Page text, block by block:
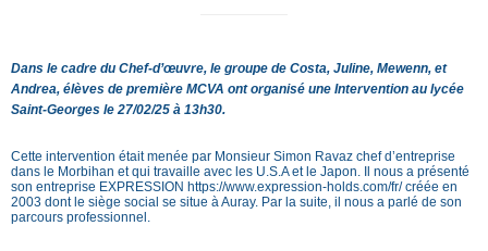
Dans le cadre du Chef-d’œuvre, le groupe de Costa, Juline, Mewenn, et
Andrea, élèves de première MCVA ont organisé une Intervention au lycée
Saint-Georges le 27/02/25 à 13h30.
Cette intervention était menée par Monsieur Simon Ravaz chef d’entreprise
dans le Morbihan et qui travaille avec les U.S.A et le Japon. Il nous a présenté
son entreprise EXPRESSION https://www.expression-holds.com/fr/ créée en
2003 dont le siège social se situe à Auray. Par la suite, il nous a parlé de son
parcours professionnel.